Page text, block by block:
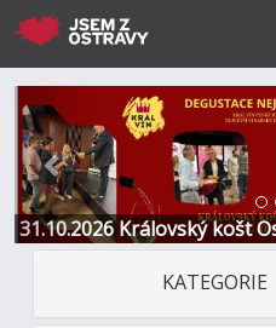
31.10.2026 Královský košt
Restaurace a Hotel
Předchozí
KATEGORIE